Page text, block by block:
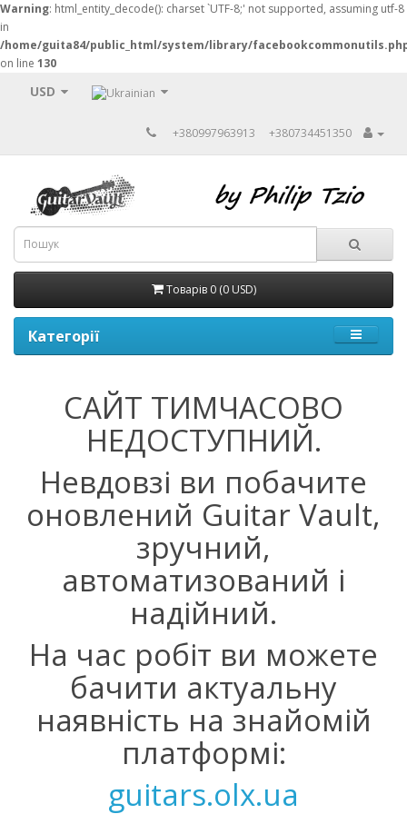
Warning: html_entity_decode(): charset `UTF-8;' not supported, assuming utf-8
in
/home/guita84/public_html/system/library/
on line 130
USD
+380997963913 +380734451350
Товарів 0 (0 USD)
Категорії
САЙТ ТИМЧАСОВО
НЕДОСТУПНИЙ.
Невдовзі ви побачите
оновлений Guitar Vault,
зручний,
автоматизований і
надійний.
На час робіт ви можете
бачити актуальну
наявність на знайомій
платформі:
guitars.olx.ua